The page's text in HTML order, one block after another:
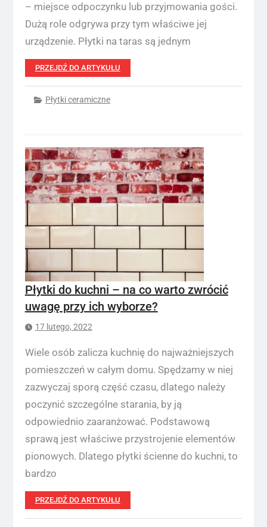
– miejsce odpoczynku lub przyjmowania gości.
Dużą role odgrywa przy tym właściwe jej
urządzenie. Płytki na taras są jednym
PRZEJDŹ DO ARTYKUŁU
Płytki ceramiczne
Płytki do kuchni – na co warto zwrócić
uwagę przy ich wyborze?
17 lutego, 2022
Wiele osób zalicza kuchnię do najważniejszych
pomieszczeń w całym domu. Spędzamy w niej
zazwyczaj sporą część czasu, dlatego należy
poczynić szczególne starania, by ją
odpowiednio zaaranżować. Podstawową
sprawą jest właściwe przystrojenie elementów
pionowych. Dlatego płytki ścienne do kuchni, to
bardzo
PRZEJDŹ DO ARTYKUŁU